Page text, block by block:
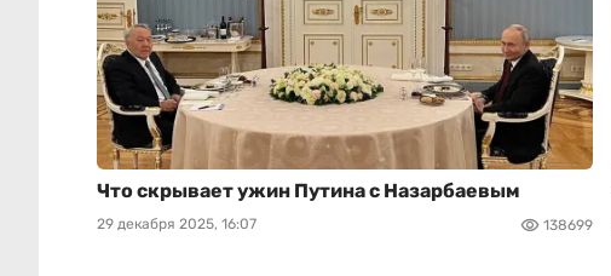
Что скрывает ужин Путина с Назарбаевым
29 декабря 2025, 16:07 138699